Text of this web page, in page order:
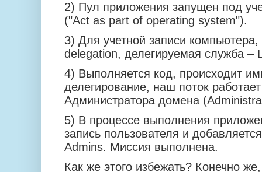
2) Пул приложения запущен под
("Act as part of operating system").
3) Для учетной записи
delegation, делегируемая служба –
4) Выполняется код, происходит
делегирование, наш поток
Администратора домена
5) В процессе выполнения
запись пользователя и
Admins. Миссия выполнена.
Как же этого избежать? Конечно